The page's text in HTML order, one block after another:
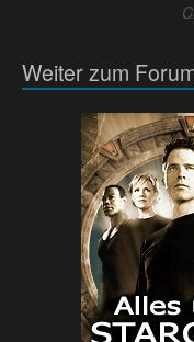
Weiter zum